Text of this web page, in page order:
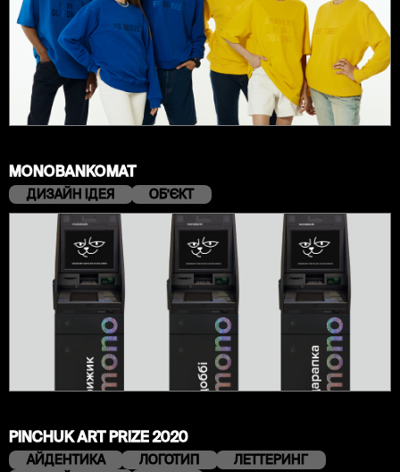
MONOBANKOMAT
ДИЗАЙН ІДЕЯ ОБʼЄКТ
PINCHUK ART PRIZE 2020
АЙДЕНТИКА ЛОГОТИП
ЛЕТТЕРИНГ